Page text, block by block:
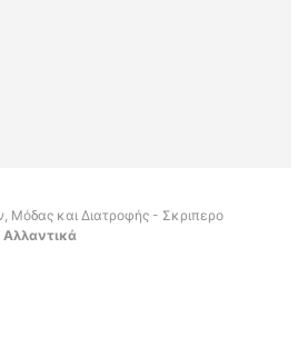
Μόδας και Διατροφής - Σκριπερο